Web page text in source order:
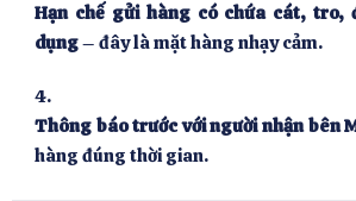
Hạn chế gửi hàng có chứa cát, tro,
dụng– đây là mặt hàng nhạy cảm.
Thông báo trước với người nhận bên
hàng đúng thời gian.